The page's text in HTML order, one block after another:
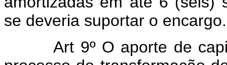
se deveria suportar o encargo.
Art 9º O aporte de